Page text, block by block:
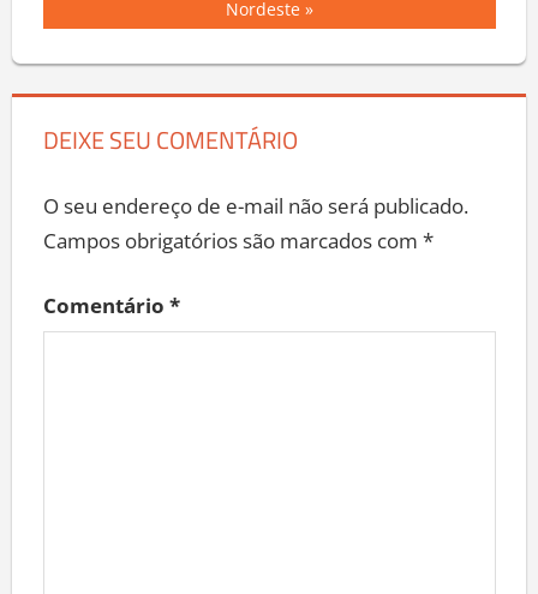
Nordeste
DEIXE SEU COMENTÁRIO
O seu endereço de e-mail não será publicado.
Campos obrigatórios são marcados com *
Comentário *